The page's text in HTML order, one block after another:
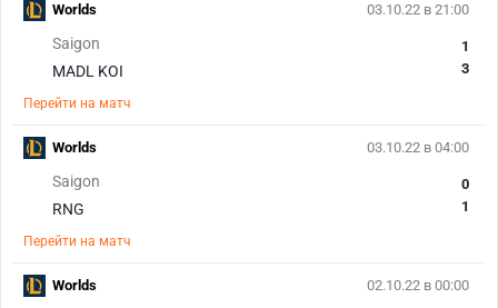
03.10.22 в 21:00
Saigon
MADL KOI
1
3
Перейти на матч
Worlds
03.10.22 в 04:00
Saigon
RNG
0
1
Перейти на матч
Worlds
02.10.22 в 00:00
Worlds